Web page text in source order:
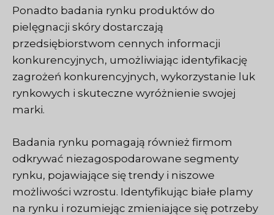
Ponadto badania rynku produktów do
pielęgnacji skóry dostarczają
przedsiębiorstwom cennych informacji
konkurencyjnych, umożliwiając identyfikację
zagrożeń konkurencyjnych, wykorzystanie luk
rynkowych i skuteczne wyróżnienie swojej
marki.
Badania rynku pomagają również firmom
odkrywać niezagospodarowane segmenty
rynku, pojawiające się trendy i niszowe
możliwości wzrostu. Identyfikując białe plamy
na rynku i rozumiejąc zmieniające się potrzeby